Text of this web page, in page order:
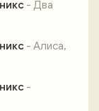
- Два
- Алиса,
-